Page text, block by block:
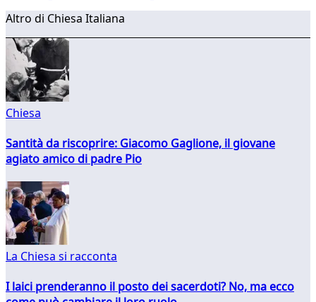
Altro di Chiesa Italiana
Chiesa
Santità da riscoprire: Giacomo Gaglione, il giovane
agiato amico di padre Pio
La Chiesa si racconta
I laici prenderanno il posto dei sacerdoti? No, ma ecco